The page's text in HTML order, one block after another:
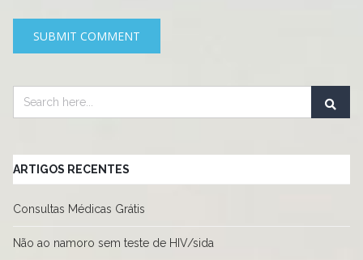
ARTIGOS RECENTES
Consultas Médicas Grátis
Não ao namoro sem teste de HIV/sida